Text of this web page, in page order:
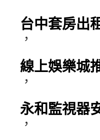
台中套房出
，
線上娛樂城
，
永和監視器
，